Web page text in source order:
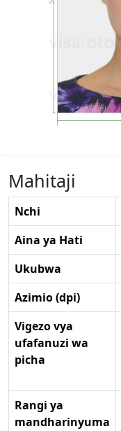
Mahitaji
Nchi
Aina ya Hati
Ukubwa
Azimio (dpi)
Vigezo vya
ufafanuzi wa
picha
Rangi ya
mandharinyuma